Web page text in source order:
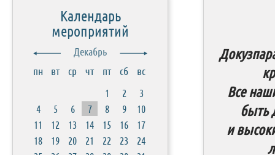
Все
быть
и
Календарь
мероприятий
Декабрь
пн
вт ср чт пт сб
вс
1
2
3
4
5 6 7 8 9
10
11
12 13 14 15 16
17
18
19 20 21 22 23
24